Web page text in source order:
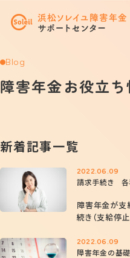
Blog
障害年金お役立ち
新着記事一覧
2022.06.09
請求手続き 各
障害年金が
続き（支給停
2022.06.09
障害年金の基